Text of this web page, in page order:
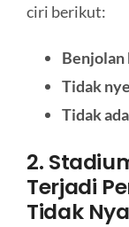
ciri berikut:
Benjolan
Tidak
Tidak
2.
Terjadi
Tidak